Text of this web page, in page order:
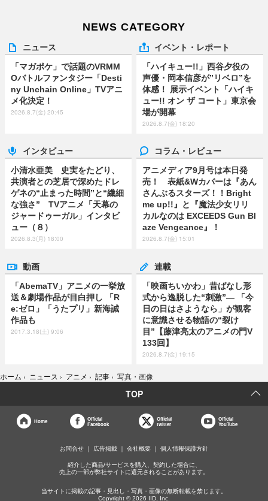
NEWS CATEGORY
ニュース
「マガポケ」で話題のVRMM
Oバトルファンタジー「Desti
ny Unchain Online」TVアニ
メ化決定！
2026.8.7(金) 20:45
イベント・レポート
「ハイキュー!!」西谷夕役の
声優・岡本信彦が”リベロ”を
体感！ 展示イベント「ハイキ
ュー!! オン ザ コート」東京会
場が開幕
2026.8.7(金) 18:20
インタビュー
小清水亜美 史実をたどり、
共演者との芝居で深めたドレ
ゲネの“止まった時間”と“繊細
な強さ” TVアニメ「天幕の
ジャードゥーガル」インタビ
ュー（８）
2026.8.3(月) 18:00
コラム・レビュー
アニメディア9月号は本日発
売！ 表紙&Wカバーは『あん
さんぶるスターズ！！Bright
me up!!』と『魔法少女リリ
カルなのは EXCEEDS Gun Bl
aze Vengeance』！
2026.8.7(金) 15:01
動画
「AbemaTV」アニメの一挙放
送＆劇場作品が目白押し 「R
e:ゼロ」「うたプリ」新海誠
作品も
2017.3.18(土) 9:06
連載
「映画ちいかわ」昔ばなし形
式から逸脱した“刺激”― 「今
日の日はさようなら」が観客
に意識させる物語の“裂け
目”【藤津亮太のアニメの門V
133回】
2026.8.7(金) 19:15
ホーム › ニュース › アニメ › 記事 › 写真・画像
TOP
Home
Official
Facebook
Official
twitter
Official
YouTube
お問合せ 広告掲載 会社概要 個人情報保護方針
紹介した商品/サービスを購入、契約した場合に、
売上の一部が弊社サイトに還元されることがあります。
当サイトに掲載の記事・見出し・写真・画像の無断転載を禁じます。
Copyright © 2026 IID, Inc.